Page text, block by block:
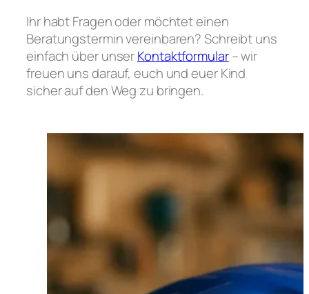
Ihr habt Fragen oder möchtet einen
Beratungstermin vereinbaren? Schreibt uns
einfach über unserKontaktformular– wir
freuen uns darauf, euch und euer Kind
sicher auf den Weg zu bringen.